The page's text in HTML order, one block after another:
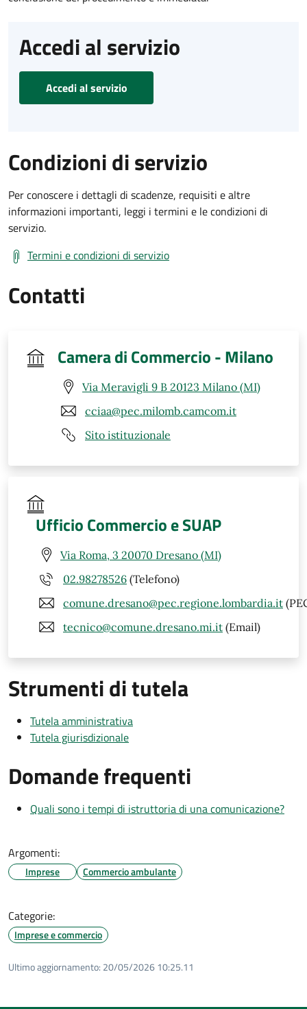
Accedi al servizio
Accedi al servizio
Condizioni di servizio
Per conoscere i dettagli di scadenze, requisiti e altre
informazioni importanti, leggi i termini e le condizioni di
servizio.
Termini e condizioni di servizio
Contatti
Camera di Commercio - Milano
Via Meravigli 9 B 20123 Milano (MI)
cciaa@pec.milomb.camcom.it
Sito istituzionale
Ufficio Commercio e SUAP
Via Roma, 3 20070 Dresano (MI)
02.98278526 (Telefono)
comune.dresano@pec.regione.lombardia.it
tecnico@comune.dresano.mi.it (Email)
Strumenti di tutela
Tutela amministrativa
Tutela giurisdizionale
Domande frequenti
Quali sono i tempi di istruttoria di una comunicazione?
Argomenti:
Imprese Commercio ambulante
Categorie:
Imprese e commercio
Ultimo aggiornamento: 20/05/2026 10:25.11